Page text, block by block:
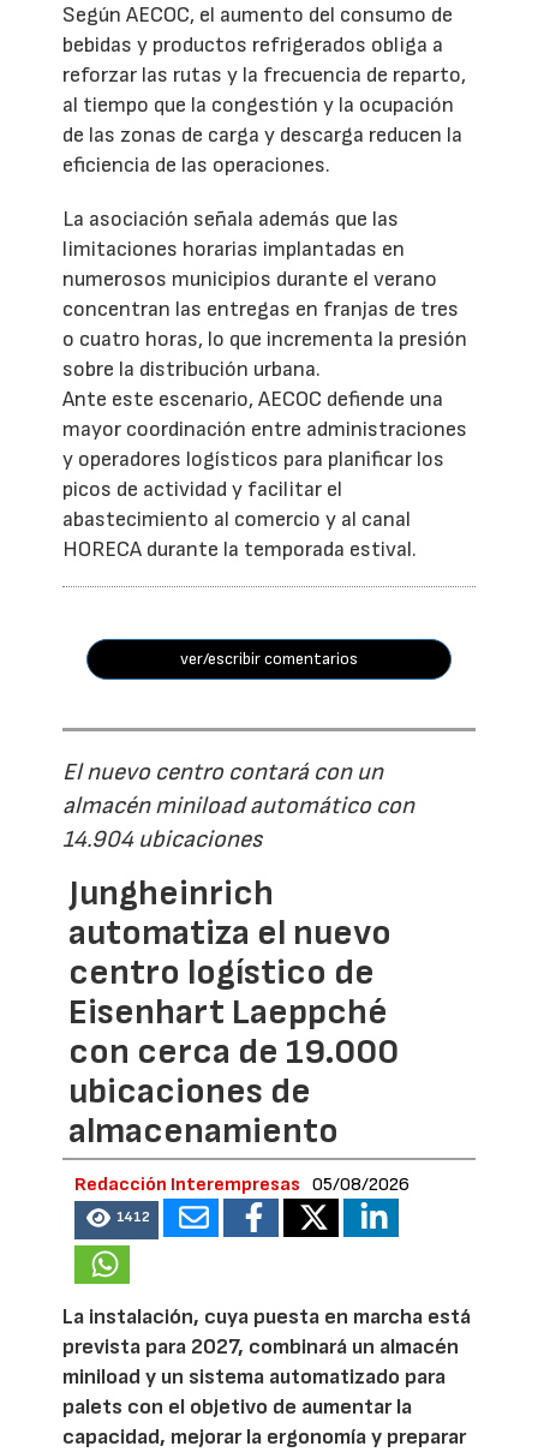
Según AECOC, el aumento del consumo de
bebidas y productos refrigerados obliga a
reforzar las rutas y la frecuencia de reparto,
al tiempo que la congestión y la ocupación
de las zonas de carga y descarga reducen la
eficiencia de las operaciones.
La asociación señala además que las
limitaciones horarias implantadas en
numerosos municipios durante el verano
concentran las entregas en franjas de tres
o cuatro horas, lo que incrementa la presión
sobre la distribución urbana.
Ante este escenario, AECOC defiende una
mayor coordinación entre administraciones
y operadores logísticos para planificar los
picos de actividad y facilitar el
abastecimiento al comercio y al canal
HORECA durante la temporada estival.
ver/escribir comentarios
El nuevo centro contará con un
almacén miniload automático con
14.904 ubicaciones
Jungheinrich
automatiza el nuevo
centro logístico de
Eisenhart Laeppché
con cerca de 19.000
ubicaciones de
almacenamiento
Redacción Interempresas 05/08/2026
1412
La instalación, cuya puesta en marcha está
prevista para 2027, combinará un almacén
miniload y un sistema automatizado para
palets con el objetivo de aumentar la
capacidad, mejorar la ergonomía y preparar